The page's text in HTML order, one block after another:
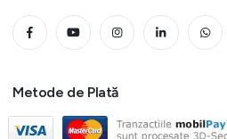
Metode de Plată